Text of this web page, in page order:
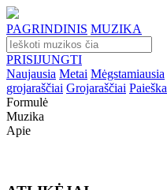
PAGRINDINIS MUZIKA
PRISIJUNGTI
Naujausia Metai Mėgstamiausia
grojaraščiai Grojaraščiai Paieška
Formulė
Muzika
Apie